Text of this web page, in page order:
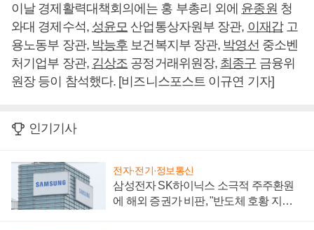
이날 경제활력대책회의에는 홍 부총리 외에 윤종원 청
와대 경제수석, 성윤모 산업통상자원부 장관, 이재갑고
용노동부 장관, 박능후 보건복지부 장관, 박영선 중소벤
처기업부 장관, 김상조 공정거래위원장, 최종구 금융위
원장 등이 참석했다. [비즈니스포스트 이규연 기자]
인기기사
전자·전기·정보통신
삼성전자 SK하이닉스 소극적 주주환원
에 해외 증권가 비판, "반도체 호황 지속